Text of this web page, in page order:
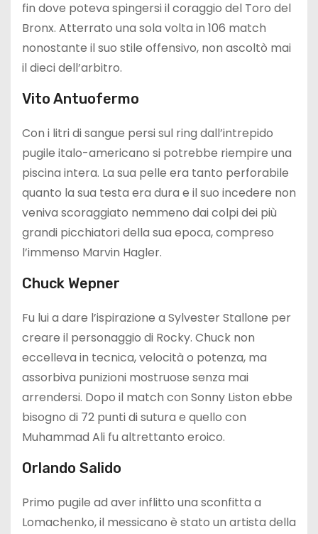
fin dove poteva spingersi il coraggio del Toro del
Bronx. Atterrato una sola volta in 106 match
nonostante il suo stile offensivo, non ascoltò mai
il dieci dell’arbitro.
Vito Antuofermo
Con i litri di sangue persi sul ring dall’intrepido
pugile italo-americano si potrebbe riempire una
piscina intera. La sua pelle era tanto perforabile
quanto la sua testa era dura e il suo incedere non
veniva scoraggiato nemmeno dai colpi dei più
grandi picchiatori della sua epoca, compreso
l’immenso Marvin Hagler.
Chuck Wepner
Fu lui a dare l’ispirazione a Sylvester Stallone per
creare il personaggio di Rocky. Chuck non
eccelleva in tecnica, velocità o potenza, ma
assorbiva punizioni mostruose senza mai
arrendersi. Dopo il match con Sonny Liston ebbe
bisogno di 72 punti di sutura e quello con
Muhammad Ali fu altrettanto eroico.
Orlando Salido
Primo pugile ad aver inflitto una sconfitta a
Lomachenko, il messicano è stato un artista della